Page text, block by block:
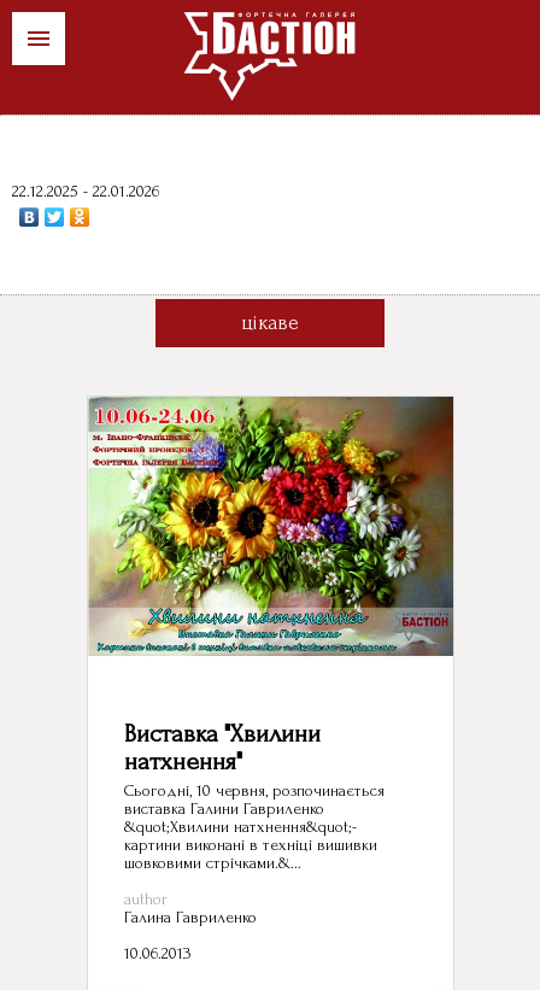
en
Art events
22.12.2025 - 22.01.2026
цікаве
Виставка "Хвилини
натхнення"
Сьогодні, 10 червня, розпочинається
виставка Галини Гавриленко
&quot;Хвилини натхнення&quot;-
картини виконані в техніці вишивки
шовковими стрічками.&...
author
Галина Гавриленко
10.06.2013